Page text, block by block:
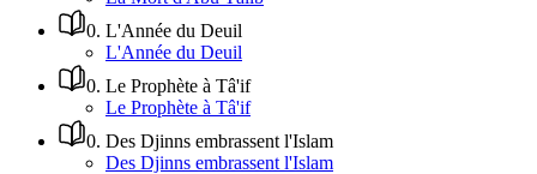
0. L'Année du Deuil
L'Année du Deuil
0. Le Prophète à Tâ'if
Le Prophète à Tâ'if
0. Des Djinns embrassent l'Islam
Des Djinns embrassent l'Islam